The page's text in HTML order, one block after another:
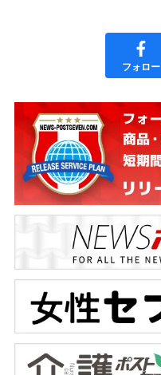
フォロー